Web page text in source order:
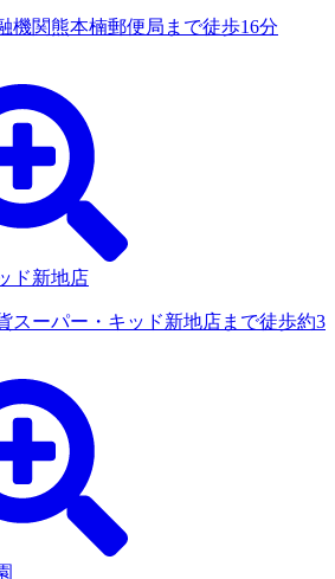
機関熊本楠郵便局まで徒歩16分
スーパー・キッド新地店まで徒歩約3